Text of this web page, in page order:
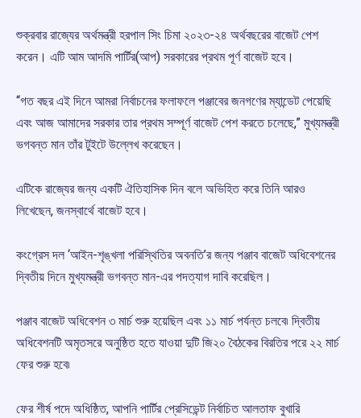
শুক্রবার রাজ্যের অর্থমন্ত্রী হরপাল সিং চিমা ২০২৩-২৪ অর্থবছরের বাজেট পেশ
করেন। এটি আম আদমি পার্টির(আপ) সরকারের প্রথম পূর্ণ বাজেট হবে।
“গত বছর এই দিনে আমরা নির্বাচনের ফলাফলে পঞ্জাবের জনগণের ম্যান্ডেট পেয়েছি
এবং আজ আমাদের সরকার তার প্রথম সম্পূর্ণ বাজেট পেশ করতে চলেছে,” মুখ্যমন্ত্রী
ভগবন্ত মান তাঁর টুইটে উল্লেখ করেছেন।
এটিকে রাজ্যের জন্য একটি ঐতিহাসিক দিন বলে অভিহিত করে তিনি আরও
লিখেছেন, জনস্বার্থে বাজেট হবে।
কংগ্রেস দল ‘আইন-শৃঙ্খলা পরিস্থিতির অবনতি’র জন্য পঞ্জাব বাজেট অধিবেশনের
দ্বিতীয় দিনে মুখ্যমন্ত্রী ভগবন্ত মান-এর পদত্যাগ দাবি করেছিল।
পঞ্জাব বাজেট অধিবেশন ৩ মার্চ শুরু হয়েছিল এবং ১১ মার্চ পর্যন্ত চলবে৷ দ্বিতীয়
অধিবেশনটি অমৃতসরে অনুষ্ঠিত হতে যাওয়া দুটি জি২০ বৈঠকের বিরতির পরে ২২ মার্চ
ফের শুরু হবে৷
ফের শীর্ষ পদে অধিষ্ঠিত, আপনি পার্টির প্রেসিডেন্ট নির্বাচিত আলতাফ বুখারি